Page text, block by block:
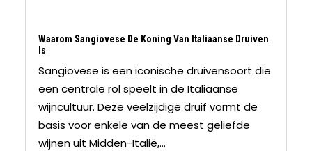
Waarom Sangiovese De Koning Van Italiaanse Druiven
Is
Sangiovese is een iconische druivensoort die
een centrale rol speelt in de Italiaanse
wijncultuur. Deze veelzijdige druif vormt de
basis voor enkele van de meest geliefde
wijnen uit Midden-Italië,…